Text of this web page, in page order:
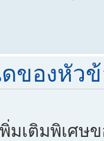
ของหัว
มเติมพิเศษ